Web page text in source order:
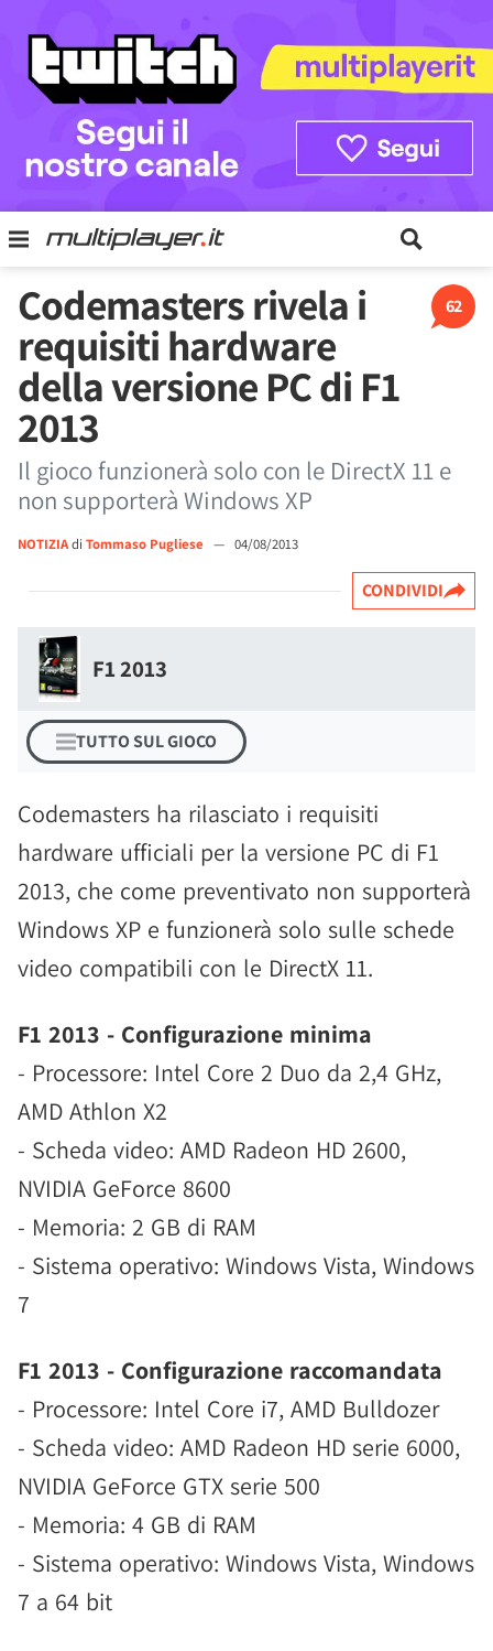
62
Codemasters rivela i
requisiti hardware
della versione PC di F1
2013
Il gioco funzionerà solo con le DirectX 11 e
non supporterà Windows XP
NOTIZIAdi Tommaso Pugliese — 04/08/2013
CONDIVIDI
F1 2013
TUTTO SUL GIOCO
Codemasters ha rilasciato i requisiti
hardware ufficiali per la versione PC di F1
2013, che come preventivato non supporterà
Windows XP e funzionerà solo sulle schede
video compatibili con le DirectX 11.
F1 2013 - Configurazione minima
- Processore: Intel Core 2 Duo da 2,4 GHz,
AMD Athlon X2
- Scheda video: AMD Radeon HD 2600,
NVIDIA GeForce 8600
- Memoria: 2 GB di RAM
- Sistema operativo: Windows Vista, Windows
7
F1 2013 - Configurazione raccomandata
- Processore: Intel Core i7, AMD Bulldozer
- Scheda video: AMD Radeon HD serie 6000,
NVIDIA GeForce GTX serie 500
- Memoria: 4 GB di RAM
- Sistema operativo: Windows Vista, Windows
7 a 64 bit